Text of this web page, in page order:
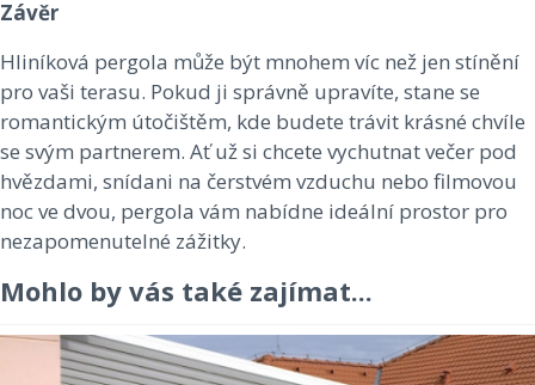
Závěr
Hliníková pergola může být mnohem víc než jen stínění
pro vaši terasu. Pokud ji správně upravíte, stane se
romantickým útočištěm, kde budete trávit krásné chvíle
se svým partnerem. Ať už si chcete vychutnat večer pod
hvězdami, snídani na čerstvém vzduchu nebo filmovou
noc ve dvou, pergola vám nabídne ideální prostor pro
nezapomenutelné zážitky.
Mohlo by vás také zajímat...